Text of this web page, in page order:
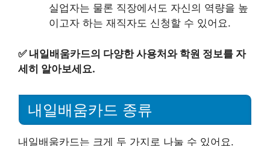
실업자는 물론 직장에서도 자신의 역량을 높
이고자 하는 재직자도 신청할 수 있어요.
✅ 내일배움카드의 다양한 사용처와 학원 정보를 자
세히 알아보세요.
내일배움카드 종류
내일배움카드는 크게 두 가지로 나눌 수 있어요.